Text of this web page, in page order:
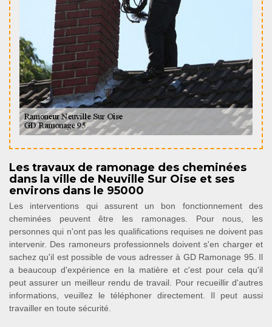
Les travaux de ramonage des cheminées
dans la ville de Neuville Sur Oise et ses
environs dans le 95000
Les interventions qui assurent un bon fonctionnement des
cheminées peuvent être les ramonages. Pour nous, les
personnes qui n'ont pas les qualifications requises ne doivent pas
intervenir. Des ramoneurs professionnels doivent s'en charger et
sachez qu'il est possible de vous adresser à GD Ramonage 95. Il
a beaucoup d'expérience en la matière et c'est pour cela qu'il
peut assurer un meilleur rendu de travail. Pour recueillir d'autres
informations, veuillez le téléphoner directement. Il peut aussi
travailler en toute sécurité.